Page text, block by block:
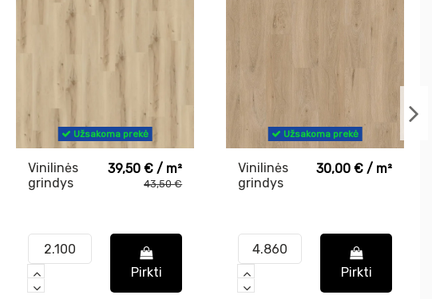
Užsakoma prekė
Vinilinės
grindys
Cream
39,50 € / m²
43,50 €
Pirkti
Užsakoma prekė
Vinilinės
grindys
30,00 € / m²
Pirkti